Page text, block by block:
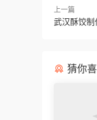
上一篇
武汉酥饺
猜你